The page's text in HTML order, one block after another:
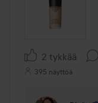
2 tykkää
395 näyttöä